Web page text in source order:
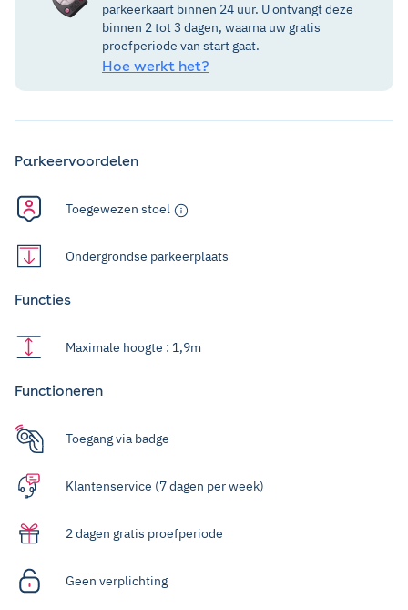
parkeerkaart binnen 24 uur. U ontvangt deze
binnen 2 tot 3 dagen, waarna uw gratis
proefperiode van start gaat.
Hoe werkt het?
Parkeervoordelen
Toegewezen stoel
Ondergrondse parkeerplaats
Functies
Maximale hoogte : 1,9m
Functioneren
Toegang via badge
Klantenservice (7 dagen per week)
2 dagen gratis proefperiode
Geen verplichting